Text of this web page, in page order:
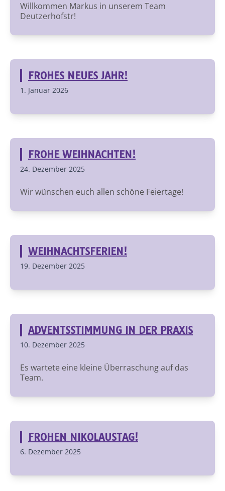
Willkommen Markus in unserem Team
Deutzerhofstr!
FROHES NEUES JAHR!
1. Januar 2026
FROHE WEIHNACHTEN!
24. Dezember 2025
Wir wünschen euch allen schöne Feiertage!
WEIHNACHTSFERIEN!
19. Dezember 2025
ADVENTSSTIMMUNG IN DER PRAXIS
10. Dezember 2025
Es wartete eine kleine Überraschung auf das
Team.
FROHEN NIKOLAUSTAG!
6. Dezember 2025